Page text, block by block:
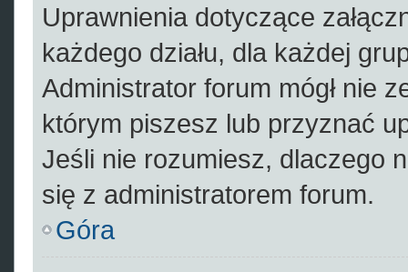
Uprawnienia dotyczące
każdego działu, dla każdej
Administrator forum mógł nie
którym piszesz lub przyznać
Jeśli nie rozumiesz, dlaczego
się z administratorem forum.
Góra